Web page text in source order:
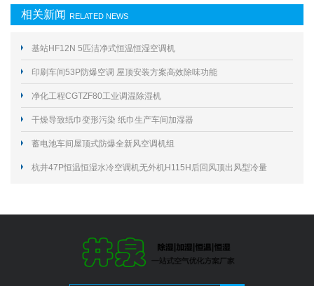
相关新闻 RELATED NEWS
基站HF12N 5匹洁净式恒温恒湿空调机
印刷车间53P防爆空调 屋顶安装方案高效除味功能
净化工程CGTZF80工业调温除湿机
干燥导致纸巾变形污染 纸巾生产车间加湿器
蓄电池车间屋顶式防爆全新风空调机组
杭井47P恒温恒湿水冷空调机无外机H115H后回风顶出风型冷量